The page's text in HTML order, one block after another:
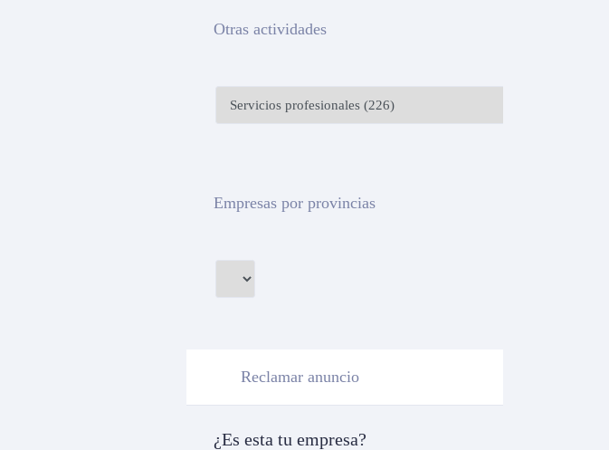
Otras actividades
Empresas por provincias
Reclamar anuncio
¿Es esta tu empresa?